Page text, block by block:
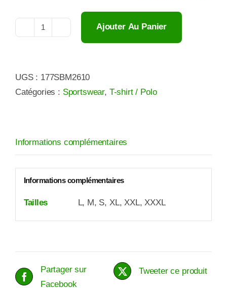
quantité
T-
SHIRT
Ajouter Au Panier
UGS : 177SBM2610
Catégories : Sportswear, T-shirt / Polo
Informations complémentaires
Informations complémentaires
Tailles L, M, S, XL, XXL, XXXL
Partager sur
Facebook
Tweeter ce produit